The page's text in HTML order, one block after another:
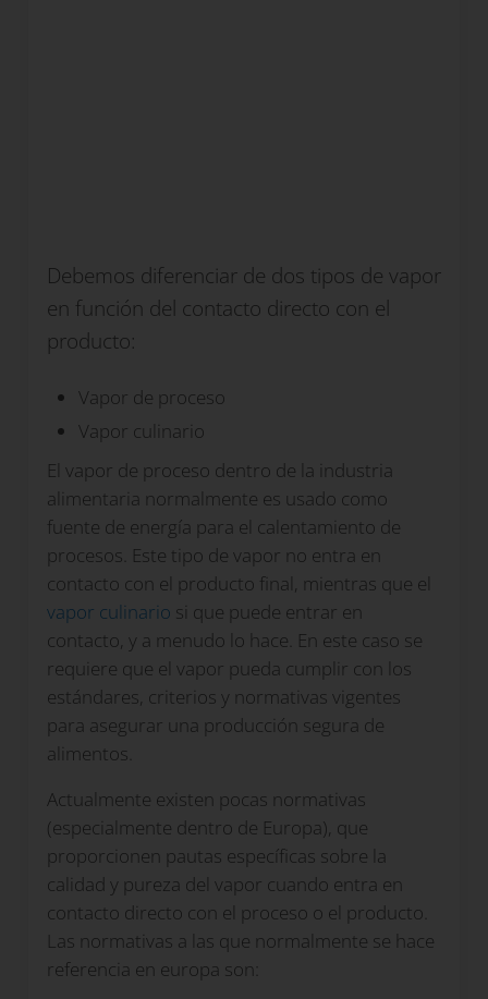
Debemos diferenciar de dos tipos de vapor
en función del contacto directo con el
producto:
Vapor de proceso
Vapor culinario
El vapor de proceso dentro de la industria
alimentaria normalmente es usado como
fuente de energía para el calentamiento de
procesos. Este tipo de vapor no entra en
contacto con el producto final, mientras que el
vapor culinario si que puede entrar en
contacto, y a menudo lo hace. En este caso se
requiere que el vapor pueda cumplir con los
estándares, criterios y normativas vigentes
para asegurar una producción segura de
alimentos.
Actualmente existen pocas normativas
(especialmente dentro de Europa), que
proporcionen pautas específicas sobre la
calidad y pureza del vapor cuando entra en
contacto directo con el proceso o el producto.
Las normativas a las que normalmente se hace
referencia en europa son: